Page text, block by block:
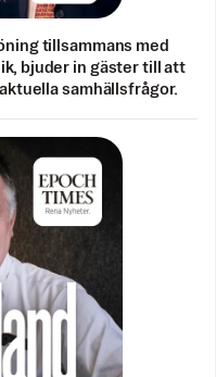
tillsammans med
bjuder in gäster till att
samhällsfrågor.